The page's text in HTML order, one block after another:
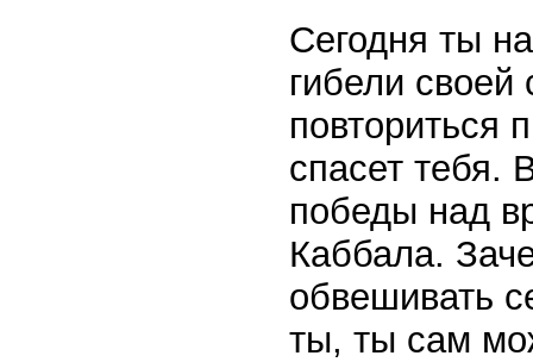
Сегодня ты
гибели
повториться
спасет тебя.
победы над
Каббала.
обвешивать
ты, ты сам